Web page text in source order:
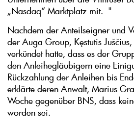
„Nasdaq“ Marktplatz mit. "
Nachdem der Anteilseigner und
der Auga Group, Kęstutis
verkündet hatte, dass es der
den Anleihegläubigern eine
Rückzahlung der Anleihen bis
erklärte deren Anwalt, Marius
Woche gegenüber BNS, dass
worden sei.